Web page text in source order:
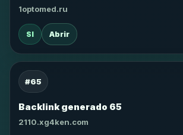
1optomed.ru
SI Abrir
#65
Backlink generado 65
2110.xg4ken.com